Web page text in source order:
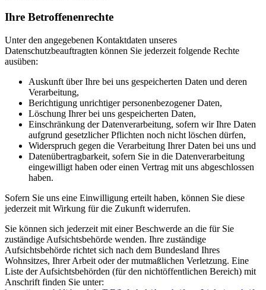
Ihre Betroffenenrechte
Unter den angegebenen Kontaktdaten unseres
Datenschutzbeauftragten können Sie jederzeit folgende Rechte
ausüben:
Auskunft über Ihre bei uns gespeicherten Daten und deren
Verarbeitung,
Berichtigung unrichtiger personenbezogener Daten,
Löschung Ihrer bei uns gespeicherten Daten,
Einschränkung der Datenverarbeitung, sofern wir Ihre Daten
aufgrund gesetzlicher Pflichten noch nicht löschen dürfen,
Widerspruch gegen die Verarbeitung Ihrer Daten bei uns und
Datenübertragbarkeit, sofern Sie in die Datenverarbeitung
eingewilligt haben oder einen Vertrag mit uns abgeschlossen
haben.
Sofern Sie uns eine Einwilligung erteilt haben, können Sie diese
jederzeit mit Wirkung für die Zukunft widerrufen.
Sie können sich jederzeit mit einer Beschwerde an die für Sie
zuständige Aufsichtsbehörde wenden. Ihre zuständige
Aufsichtsbehörde richtet sich nach dem Bundesland Ihres
Wohnsitzes, Ihrer Arbeit oder der mutmaßlichen Verletzung. Eine
Liste der Aufsichtsbehörden (für den nichtöffentlichen Bereich) mit
Anschrift finden Sie unter: